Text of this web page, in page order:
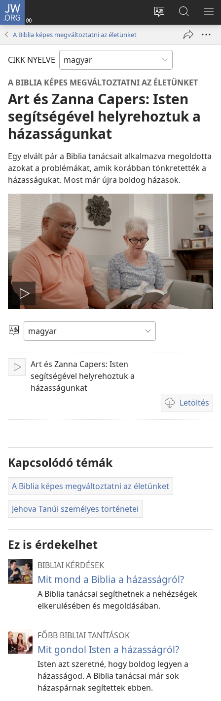
JW.ORG
Oldal
nyelvének
megváltoztatása
Bejelentkezés
(opens
Keresés
a jw.org
honlapon
A Biblia képes megváltoztatni az életünket
CIKK NYELVE
A BIBLIA KÉPES MEGVÁLTOZTATNI AZ ÉLETÜNKET
Art és Zanna Capers: Isten
segítségével helyrehoztuk a
házasságunkat
Egy elvált pár a Biblia tanácsait alkalmazva megoldotta
azokat a problémákat, amik korábban tönkretették a
házasságukat. Most már újra boldog házasok.
Videólejátszás
Nyelv
Lejátszás
Art és Zanna Capers: Isten
segítségével helyrehoztuk a
házasságunkat
Letöltés
Videóletöltési
lehetőségek
Kapcsolódó témák
A Biblia képes megváltoztatni az életünket
Jehova Tanúi személyes történetei
Ez is érdekelhet
BIBLIAI KÉRDÉSEK
Mit mond a Biblia a házasságról?
A Biblia tanácsai segíthetnek a nehézségek
elkerülésében és megoldásában.
FŐBB BIBLIAI TANÍTÁSOK
Mit gondol Isten a házasságról?
Isten azt szeretné, hogy boldog legyen a
házasságod. A Biblia tanácsai már sok
házaspárnak segítettek ebben.